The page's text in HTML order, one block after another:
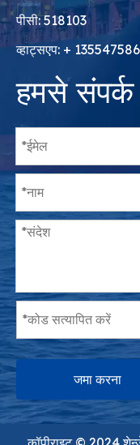
पीसी: 518103
व्हाट्सएप: +
हमसे
जमा करना